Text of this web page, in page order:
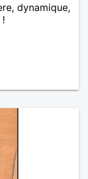
dynamique,